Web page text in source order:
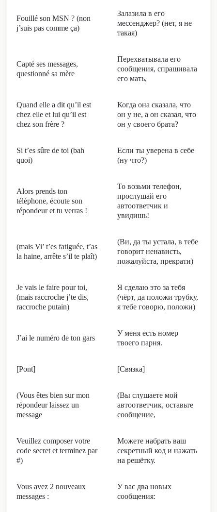
Fouillé son MSN ? (non
j’suis pas comme ça)
Залазила в его
мессенджер? (нет, я не
такая)
Capté ses messages,
questionné sa mère
Перехватывала его
сообщения, спрашивала
его мать,
Quand elle a dit qu’il est
chez elle et lui qu’il est
chez son frère ?
Когда она сказала, что
он у не, а он сказал, что
он у своего брата?
Si t’es sûre de toi (bah
quoi)
Если ты уверена в себе
(ну что?)
Alors prends ton
téléphone, écoute son
répondeur et tu verras !
То возьми телефон,
прослушай его
автоответчик и
увидишь!
(mais Vi’ t’es fatiguée, t’as
la haine, arrête s’il te plaît)
(Ви, да ты устала, в тебе
говорит ненависть,
пожалуйста, прекрати)
Je vais le faire pour toi,
(mais raccroche j’te dis,
raccroche putain)
Я сделаю это за тебя
(чёрт, да положи трубку,
я тебе говорю, положи)
J’ai le numéro de ton gars
У меня есть номер
твоего парня.
[Pont] [Связка]
(Vous êtes bien sur mon
répondeur laissez un
message
(Вы слушаете мой
автоответчик, оставьте
сообщение,
Veuillez composer votre
code secret et terminez par
#)
Можете набрать ваш
секретный код и нажать
на решётку.
Vous avez 2 nouveaux
messages :
У вас два новых
сообщения: